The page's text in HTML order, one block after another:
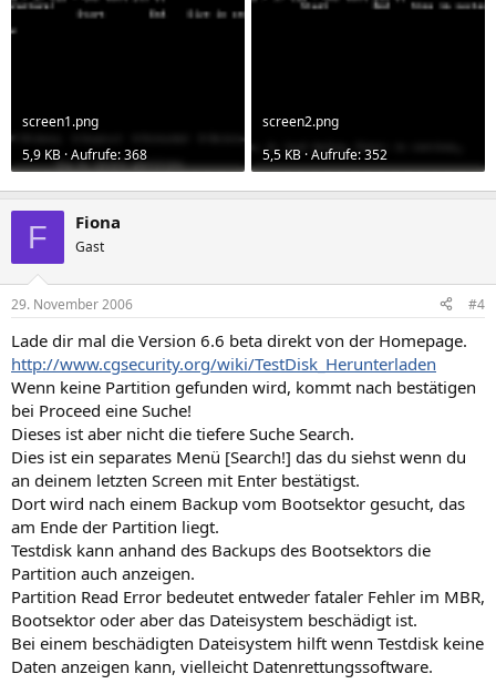
screen1.png
5,9 KB · Aufrufe: 368
screen2.png
5,5 KB · Aufrufe: 352
F Fiona
Gast
29. November 2006 #4
Lade dir mal die Version 6.6 beta direkt von der Homepage.
http://www.cgsecurity.org/wiki/TestDisk_Herunterladen
Wenn keine Partition gefunden wird, kommt nach bestätigen
bei Proceed eine Suche!
Dieses ist aber nicht die tiefere Suche Search.
Dies ist ein separates Menü [Search!] das du siehst wenn du
an deinem letzten Screen mit Enter bestätigst.
Dort wird nach einem Backup vom Bootsektor gesucht, das
am Ende der Partition liegt.
Testdisk kann anhand des Backups des Bootsektors die
Partition auch anzeigen.
Partition Read Error bedeutet entweder fataler Fehler im MBR,
Bootsektor oder aber das Dateisystem beschädigt ist.
Bei einem beschädigten Dateisystem hilft wenn Testdisk keine
Daten anzeigen kann, vielleicht Datenrettungssoftware.